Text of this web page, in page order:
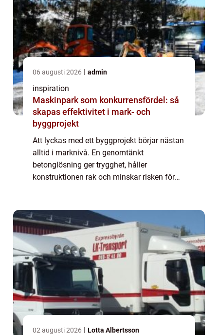
06 augusti 2026 admin
inspiration
Maskinpark som konkurrensfördel: så
skapas effektivitet i mark- och
byggprojekt
Att lyckas med ett byggprojekt börjar nästan
alltid i marknivå. En genomtänkt
betonglösning ger trygghet, håller
konstruktionen rak och minskar risken för
utmaning. Växlande t...
02 augusti 2026 Lotta Albertsson